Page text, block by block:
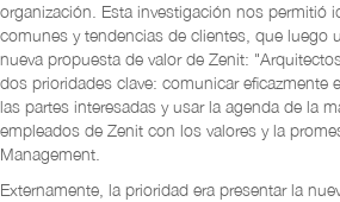
organización. Esta investigación nos permitió
comunes y tendencias de clientes, que luego
nueva propuesta de valor de Zenit:
dos prioridades clave: comunicar eficazmente
las partes interesadas y usar la agenda de la
empleados de Zenit con los valores y la
Management.
Externamente, la prioridad era presentar la